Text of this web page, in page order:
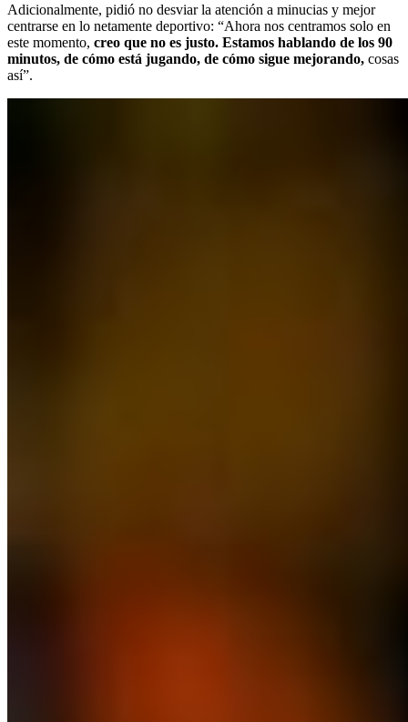
Adicionalmente, pidió no desviar la atención a minucias y mejor
centrarse en lo netamente deportivo: “Ahora nos centramos solo en
este momento, creo que no es justo. Estamos hablando de los 90
minutos, de cómo está jugando, de cómo sigue mejorando, cosas
así”.